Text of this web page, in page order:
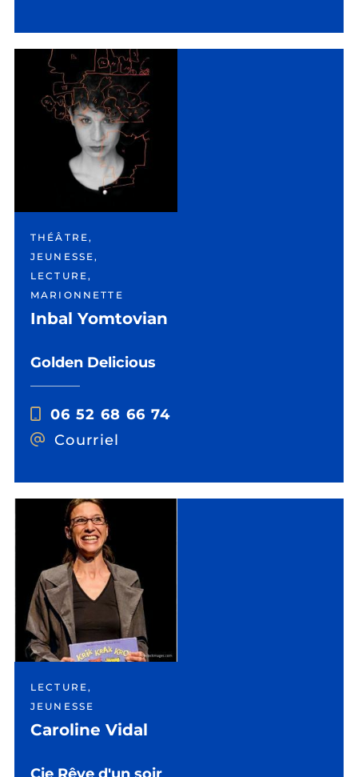
THÉÂTRE,
JEUNESSE,
LECTURE,
MARIONNETTE
Inbal Yomtovian
Golden Delicious
06 52 68 66 74
Courriel
LECTURE,
JEUNESSE
Caroline Vidal